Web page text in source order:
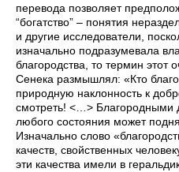
перевода позволяет
“богатство” – понятия
и другие исследователи,
изначально подразумевала
благородства, то термин
Сенека размышлял: «Кто
природную наклонность к
смотреть! <…> Благородными
любого состояния может
Изначально слово
качеств, свойственных
эти качества имели в